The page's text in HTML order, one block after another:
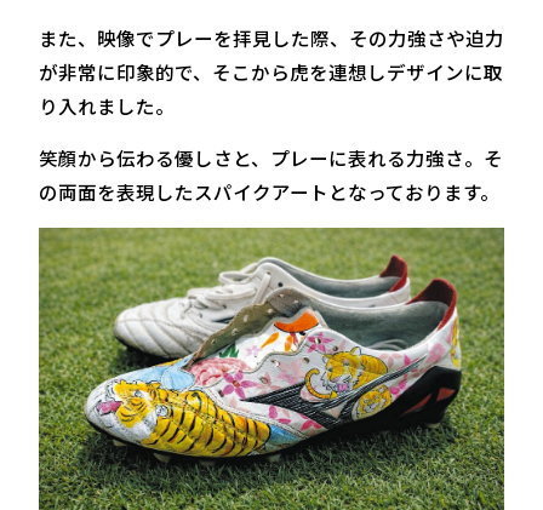
また、映像でプレーを拝見した際、その力強さや迫力
が非常に印象的で、そこから虎を連想しデザインに取
り入れました。
笑顔から伝わる優しさと、プレーに表れる力強さ。そ
の両面を表現したスパイクアートとなっております。